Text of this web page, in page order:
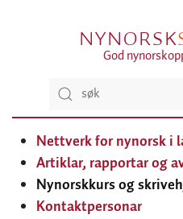
NYNORSK
God
Nettverk for nynorsk i
Artiklar, rapportar og
Nynorskkurs og
Kontaktpersonar